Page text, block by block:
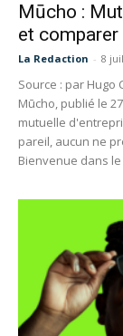
Mūcho :
et
La Redaction - 8
Source : par Hugo
Mūcho, publié le
mutuelle
pareil, aucun ne
Bienvenue dans